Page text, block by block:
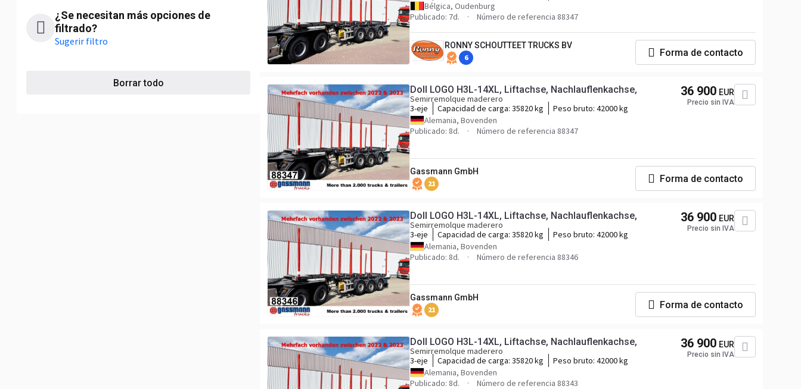
¿Se necesitan más opciones de
filtrado?
Sugerir filtro
Borrar todo
Bélgica, Oudenburg
Publicado: 7d.
Número de referencia 88347
RONNY SCHOUTTEET TRUCKS BV
6 Forma de contacto
Doll LOGO H3L-14XL, Liftachse, Nachlauflenkachse,
Semirremolque maderero
3-eje
Capacidad de carga: 35820 kg Peso bruto: 42000 kg
Alemania, Bovenden
Publicado: 8d.
Número de referencia 88347
36 900 EUR
Precio sin IVA
Gassmann GmbH
21 Forma de contacto
Doll LOGO H3L-14XL, Liftachse, Nachlauflenkachse,
Semirremolque maderero
3-eje
Capacidad de carga: 35820 kg Peso bruto: 42000 kg
Alemania, Bovenden
Publicado: 8d.
Número de referencia 88346
36 900 EUR
Precio sin IVA
Gassmann GmbH
21 Forma de contacto
Doll LOGO H3L-14XL, Liftachse, Nachlauflenkachse,
Semirremolque maderero
3-eje
Capacidad de carga: 35820 kg Peso bruto: 42000 kg
Alemania, Bovenden
Publicado: 8d.
Número de referencia 88343
36 900 EUR
Precio sin IVA